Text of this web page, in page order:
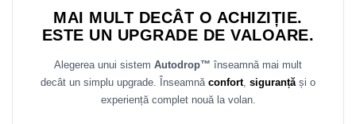
MAI MULT DECÂT O ACHIZIȚIE.
ESTE UN UPGRADE DE VALOARE.
Alegerea unui sistem Autodrop™ înseamnă mai mult
decât un simplu upgrade. Înseamnă confort, siguranță și o
experiență complet nouă la volan.